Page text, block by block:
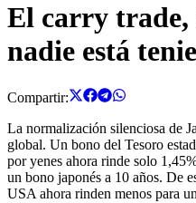
El carry trade,
nadie está
Compartir:
La normalización silenciosa de
global. Un bono del Tesoro
por yenes ahora rinde solo
un bono japonés a 10 años. De
USA ahora rinden menos para